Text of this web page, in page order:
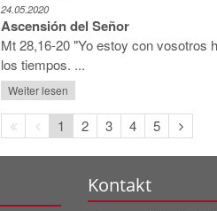
24.05.2020
Ascensión del Señor
Mt 28,16-20 "Yo estoy con vosotros
los tiempos. ...
Weiter lesen
Erste
Seite
Vorherige
Seite
1 2 3 4 5
Nächste
Seite
Kontakt